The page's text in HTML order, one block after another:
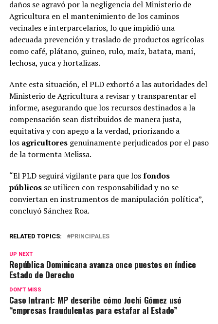
daños se agravó por la negligencia del Ministerio de
Agricultura en el mantenimiento de los caminos
vecinales e interparcelarios, lo que impidió una
adecuada prevención y traslado de productos agrícolas
como café, plátano, guineo, rulo, maíz, batata, maní,
lechosa, yuca y hortalizas.
Ante esta situación, el PLD exhortó a las autoridades del
Ministerio de Agricultura a revisar y transparentar el
informe, asegurando que los recursos destinados a la
compensación sean distribuidos de manera justa,
equitativa y con apego a la verdad, priorizando a
los agricultores genuinamente perjudicados por el paso
de la tormenta Melissa.
“El PLD seguirá vigilante para que losfondos
públicosse utilicen con responsabilidad y no se
conviertan en instrumentos de manipulación política”,
concluyó Sánchez Roa.
RELATED TOPICS: PRINCIPALES
UP NEXT
República Dominicana avanza once puestos en índice
Estado de Derecho
DON'T MISS
Caso Intrant: MP describe cómo Jochi Gómez usó
“empresas fraudulentas para estafar al Estado”